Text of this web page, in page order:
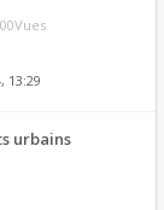
13:29
urbains